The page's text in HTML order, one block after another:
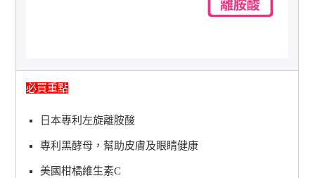
必買重點
日本專利左旋離胺酸
專利黑酵母，幫助皮膚及眼睛健康
美國柑橘維生素C